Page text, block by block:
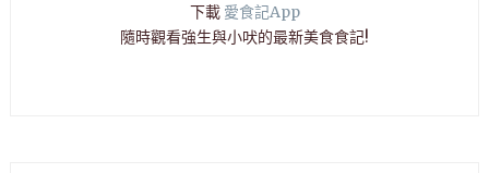
下載 愛食記App
隨時觀看強生與小吠的最新美食食記!